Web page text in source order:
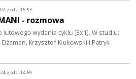
godz. 15:53
- rozmowa
lutowego wydania cyklu [3x1]. W studiu:
Dżaman, Krzysztof Klukowski i Patryk
godz. 14:59